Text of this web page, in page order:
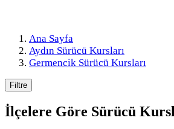
Ana Sayfa
Aydın Sürücü Kursları
Germencik Sürücü Kursları
Filtre
İlçelere Göre Sürücü